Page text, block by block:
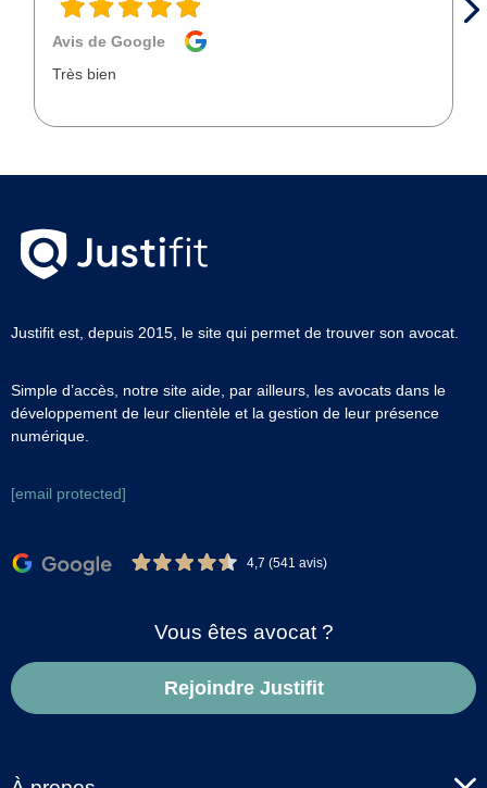
Avis de Google
Très bien
Justifit est, depuis 2015, le site qui permet de trouver son avocat.
Simple d’accès, notre site aide, par ailleurs, les avocats dans le
développement de leur clientèle et la gestion de leur présence
numérique.
[email protected]
4,7 (541 avis)
Vous êtes avocat ?
Rejoindre Justifit